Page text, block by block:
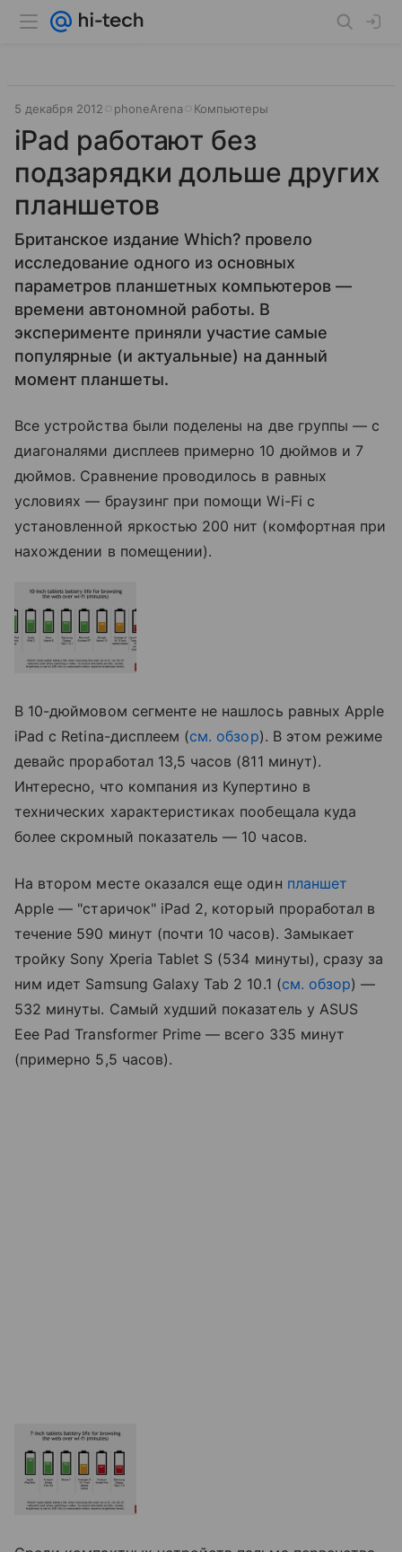
5 декабря 2012 phoneArenа Компьютеры
iPad работают без
подзарядки дольше других
планшетов
Британское издание Which? провело
исследование одного из основных
параметров планшетных компьютеров —
времени автономной работы. В
эксперименте приняли участие самые
популярные (и актуальные) на данный
момент планшеты.
Все устройства были поделены на две группы — с
диагоналями дисплеев примерно 10 дюймов и 7
дюймов. Сравнение проводилось в равных
условиях — браузинг при помощи Wi-Fi с
установленной яркостью 200 нит (комфортная при
нахождении в помещении).
В 10-дюймовом сегменте не нашлось равных Apple
iPad с Retina-дисплеем (см. обзор). В этом режиме
девайс проработал 13,5 часов (811 минут).
Интересно, что компания из Купертино в
технических характеристиках пообещала куда
более скромный показатель — 10 часов.
На втором месте оказался еще один планшет
Apple — "старичок" iPad 2, который проработал в
течение 590 минут (почти 10 часов). Замыкает
тройку Sony Xperia Tablet S (534 минуты), сразу за
ним идет Samsung Galaxy Tab 2 10.1 (см. обзор) —
532 минуты. Самый худший показатель у ASUS
Eee Pad Transformer Prime — всего 335 минут
(примерно 5,5 часов).